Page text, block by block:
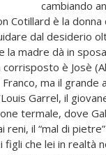
cambiando
Cotillard è la donna
dal desiderio
la madre dà in
è Josè
ma il grande
Garrel, il
termale, dove
reni, il “mal di
figli che lei in realtà